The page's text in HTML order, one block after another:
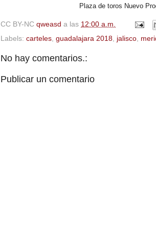
Plaza de toros Nuevo
CC BY-NC qweasd a las 12:00 a.m.
Labels: carteles guadalajara 2018 jalisco
No hay comentarios.:
Publicar un comentario